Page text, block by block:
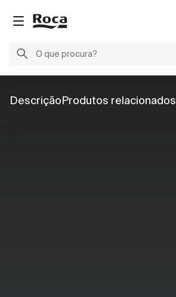
DescriçãoProdutos relacionados